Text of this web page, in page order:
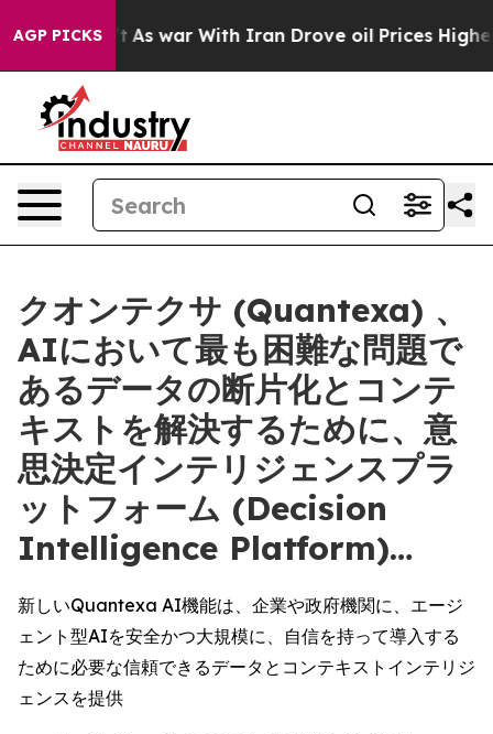
AGP PICKS
As war With Iran Drove oil Prices Higher,
クオンテクサ (Quantexa) 、
AIにおいて最も困難な問題で
あるデータの断片化とコンテ
キストを解決するために、意
思決定インテリジェンスプラ
ットフォーム (Decision
Intelligence Platform)…
新しいQuantexa AI機能は、企業や政府機関に、エージ
ェント型AIを安全かつ大規模に、自信を持って導入する
ために必要な信頼できるデータとコンテキストインテリジ
ェンスを提供